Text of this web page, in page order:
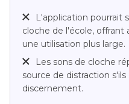
L'application pourrait
cloche de l'école, offrant
une utilisation plus large.
Les sons de cloche
source de distraction
discernement.